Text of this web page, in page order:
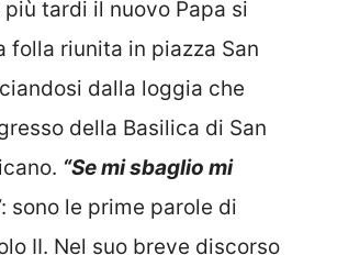
tardi il nuovo Papa si
folla riunita in piazza San
dalla loggia che
della Basilica di San
“Se mi sbaglio mi
: sono le prime parole di
II. Nel suo breve discorso